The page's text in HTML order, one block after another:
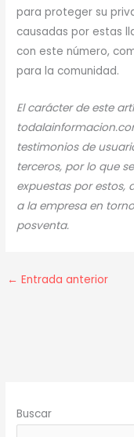
para proteger su
causadas por estas
con este número,
para la comunidad.
El carácter de este
testimonios de
terceros, por lo que
expuestas por estos,
a la empresa en
posventa.
← Entrada anterior
Buscar